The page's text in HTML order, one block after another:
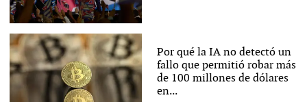
Por qué la IA no detectó un
fallo que permitió robar más
de 100 millones de dólares
en...